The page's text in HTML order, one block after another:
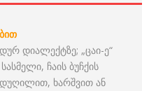
დიალექტზე; „ცაი-ე“
ჩაის ბუჩქის
ხარშვით ან